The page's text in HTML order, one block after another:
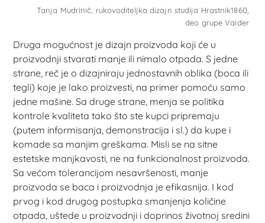
Tanja Mudrinič, rukovoditeljka dizajn studija Hrastnik1860,
deo grupe Vaider
Druga mogućnost je dizajn proizvoda koji će u
proizvodnji stvarati manje ili nimalo otpada. S jedne
strane, reč je o dizajniraju jednostavnih oblika (boca ili
tegli) koje je lako proizvesti, na primer pomoću samo
jedne mašine. Sa druge strane, menja se politika
kontrole kvaliteta tako što ste kupci pripremaju
(putem informisanja, demonstracija i sl.) da kupe i
komade sa manjim greškama. Misli se na sitne
estetske manjkavosti, ne na funkcionalnost proizvoda.
Sa većom tolerancijom nesavršenosti, manje
proizvoda se baca i proizvodnja je efikasnija. I kod
prvog i kod drugog postupka smanjenja količine
otpada, uštede u proizvodnji i doprinos životnoj sredini